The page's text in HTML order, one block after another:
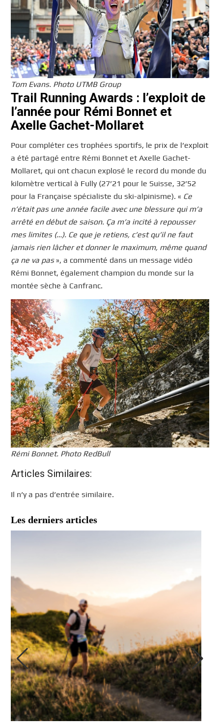
Tom Evans. Photo UTMB Group
Trail Running Awards : l’exploit de
l’année pour Rémi Bonnet et
Axelle Gachet-Mollaret
Pour compléter ces trophées sportifs, le prix de l’exploit
a été partagé entre Rémi Bonnet et Axelle Gachet-
Mollaret, qui ont chacun explosé le record du monde du
kilomètre vertical à Fully (27’21 pour le Suisse, 32’52
pour la Française spécialiste du ski-alpinisme). « Ce
n’était pas une année facile avec une blessure qui m’a
arrêté en début de saison. Ça m’a incité à repousser
mes limites (…). Ce que je retiens, c’est qu’il ne faut
jamais rien lâcher et donner le maximum, même quand
ça ne va pas», a commenté dans un message vidéo
Rémi Bonnet, également champion du monde sur la
montée sèche à Canfranc.
Rémi Bonnet. Photo RedBull
Articles Similaires:
Il n’y a pas d’entrée similaire.
Les derniers articles